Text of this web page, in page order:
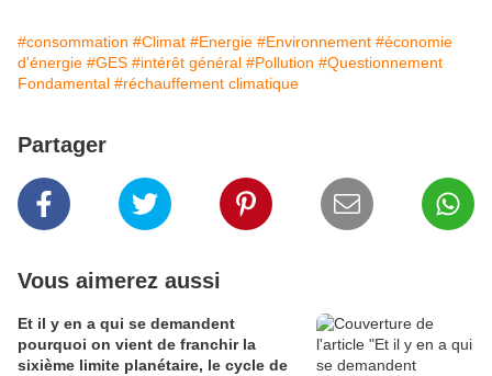
#consommation #Climat #Energie #Environnement #économie
d'énergie #GES #intérêt général #Pollution #Questionnement
Fondamental #réchauffement climatique
Partager
Vous aimerez aussi
Et il y en a qui se demandent
pourquoi on vient de franchir la
sixième limite planétaire, le cycle de